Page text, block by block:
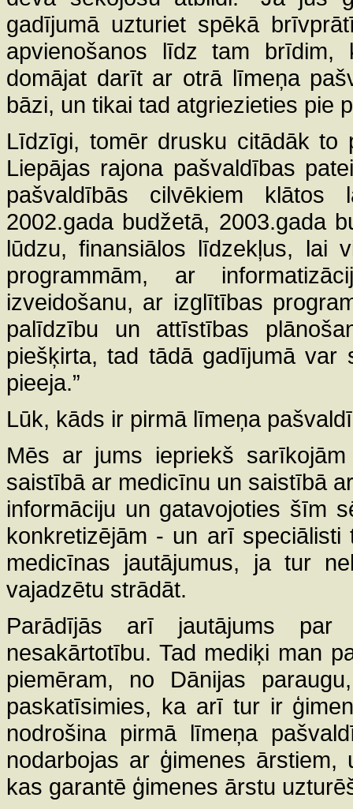
gadījumā uzturiet spēkā
apvienošanos līdz tam
domājat darīt ar otrā līmeņa
bāzi, un tikai tad atgriezieties pie
Līdzīgi, tomēr drusku citādāk to
Liepājas rajona pašvaldības
pašvaldībās cilvēkiem
2002.gada budžetā, 2003.gada
lūdzu, finansiālos līdzekļus, lai
programmām, ar
izveidošanu, ar izglītības
palīdzību un attīstības
piešķirta, tad tādā gadījumā
pieeja.”
Lūk, kāds ir pirmā līmeņa
Mēs ar jums iepriekš
saistībā ar medicīnu un saistībā
informāciju un gatavojoties šīm
konkretizējām - un arī
medicīnas jautājumus, ja tur
vajadzētu strādāt.
Parādījās arī jautājums
nesakārtotību. Tad mediķi man
piemēram, no Dānijas
paskatīsimies, ka arī tur ir
nodrošina pirmā līmeņa
nodarbojas ar ģimenes
kas garantē ģimenes ārstu